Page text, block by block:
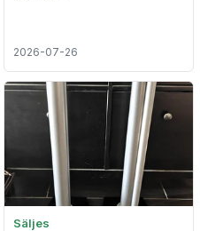
2026-07-26
Säljes